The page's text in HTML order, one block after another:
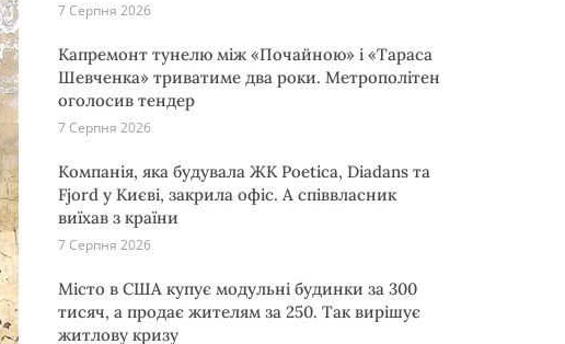
7 Серпня 2026
Капремонт тунелю між «Почайною» і «Тараса
Шевченка» триватиме два роки. Метрополітен
оголосив тендер
7 Серпня 2026
Компанія, яка будувала ЖК Poetica, Diadans та
Fjord у Києві, закрила офіс. А співвласник
виїхав з країни
7 Серпня 2026
Місто в США купує модульні будинки за 300
тисяч, а продає жителям за 250. Так вирішує
житлову кризу